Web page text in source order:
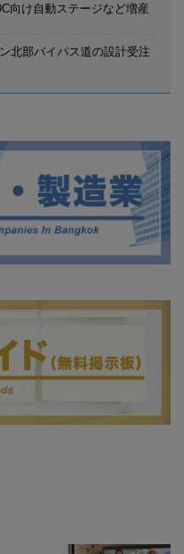
向け自動ステージなど増産
北部バイパス道の設計受注